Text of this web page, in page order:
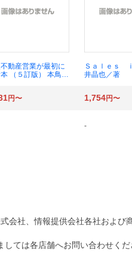
動産営業が最初に
（５訂版） 本鳥有
Ｓａｌｅｓ
井晶也／著
円〜 1,754円〜
-
会社、情報提供会社各社および
ては各店舗へお問い合わせくだ